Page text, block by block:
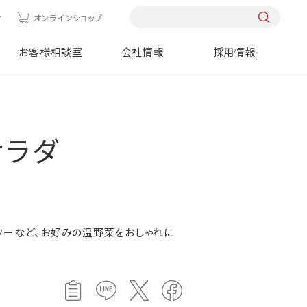
オンラインショップ
お客様相談室 会社情報 採用情報
ダ
ーなど、お好みの温野菜をおしゃれに